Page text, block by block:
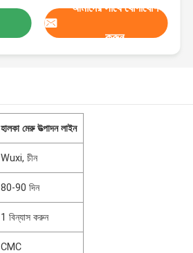
আমাদের সাথে যোগাযোগ
করুন
হালকা মেরু উত্পাদন লাইন
Wuxi, চীন
80-90 দিন
1 বিন্যাস করুন
CMC